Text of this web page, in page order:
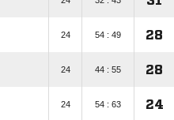
24 54 : 49 28
24 44 : 55 28
24 54 : 63 24